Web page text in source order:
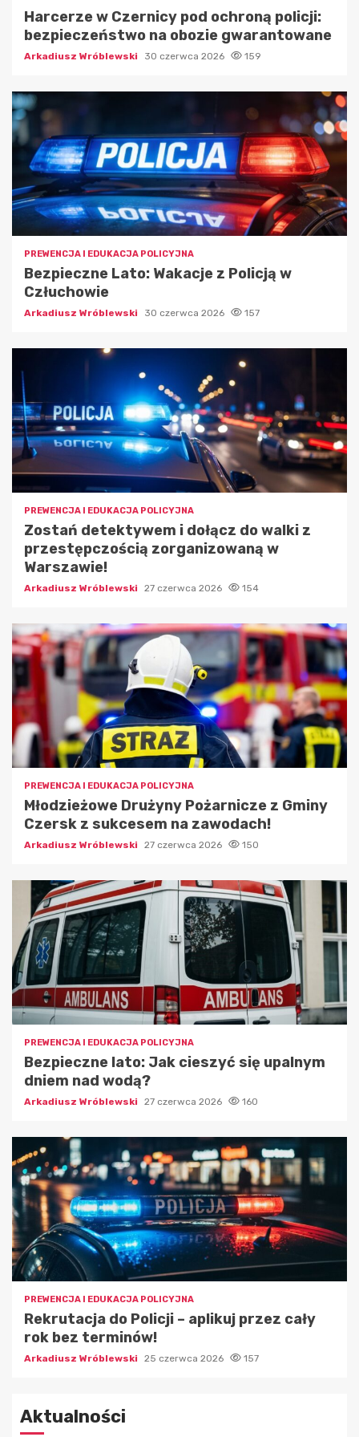
Harcerze w Czernicy pod ochroną policji:
bezpieczeństwo na obozie gwarantowane
Arkadiusz Wróblewski 30 czerwca 2026 159
PREWENCJA I EDUKACJA POLICYJNA
Bezpieczne Lato: Wakacje z Policją w
Człuchowie
Arkadiusz Wróblewski 30 czerwca 2026 157
PREWENCJA I EDUKACJA POLICYJNA
Zostań detektywem i dołącz do walki z
przestępczością zorganizowaną w
Warszawie!
Arkadiusz Wróblewski 27 czerwca 2026 154
PREWENCJA I EDUKACJA POLICYJNA
Młodzieżowe Drużyny Pożarnicze z Gminy
Czersk z sukcesem na zawodach!
Arkadiusz Wróblewski 27 czerwca 2026 150
PREWENCJA I EDUKACJA POLICYJNA
Bezpieczne lato: Jak cieszyć się upalnym
dniem nad wodą?
Arkadiusz Wróblewski 27 czerwca 2026 160
PREWENCJA I EDUKACJA POLICYJNA
Rekrutacja do Policji – aplikuj przez cały
rok bez terminów!
Arkadiusz Wróblewski 25 czerwca 2026 157
Aktualności